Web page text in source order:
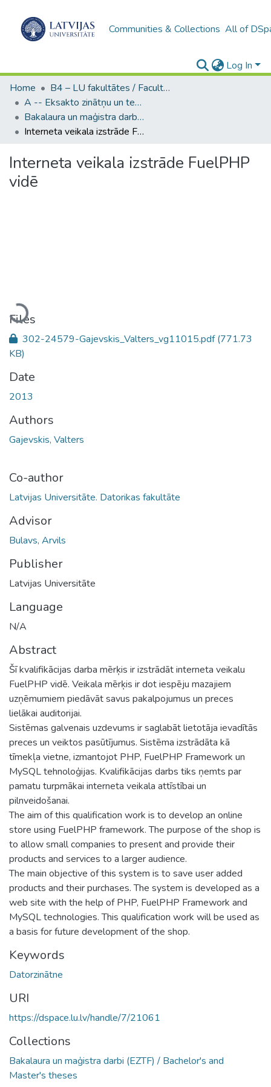
Communities & Collections All of
Log In
Home
B4 – LU fakultātes / Faculties of the UL
A -- Eksakto zinātņu un tehnoloģiju fakultāte / Faculty of Science and Technology
Bakalaura un maģistra darbi (EZTF) / Bachelor's and Master's theses
Interneta veikala izstrāde FuelPHP vidē
Interneta veikala izstrāde FuelPHP
vidē
Loading...
Files
302-24579-Gajevskis_Valters_vg11015.pdf(771.73
KB)
Date
2013
Authors
Gajevskis, Valters
Co-author
Latvijas Universitāte. Datorikas fakultāte
Advisor
Bulavs, Arvils
Publisher
Latvijas Universitāte
Language
N/A
Abstract
Šī kvalifikācijas darba mērķis ir izstrādāt interneta veikalu
FuelPHP vidē. Veikala mērķis ir dot iespēju mazajiem
uzņēmumiem piedāvāt savus pakalpojumus un preces
lielākai auditorijai.
Sistēmas galvenais uzdevums ir saglabāt lietotāja ievadītās
preces un veiktos pasūtījumus. Sistēma izstrādāta kā
tīmekļa vietne, izmantojot PHP, FuelPHP Framework un
MySQL tehnoloģijas. Kvalifikācijas darbs tiks ņemts par
pamatu turpmākai interneta veikala attīstībai un
pilnveidošanai.
The aim of this qualification work is to develop an online
store using FuelPHP framework. The purpose of the shop is
to allow small companies to present and provide their
products and services to a larger audience.
The main objective of this system is to save user added
products and their purchases. The system is developed as a
web site with the help of PHP, FuelPHP Framework and
MySQL technologies. This qualification work will be used as
a basis for future development of the shop.
Keywords
Datorzinātne
URI
https://dspace.lu.lv/handle/7/21061
Collections
Bakalaura un maģistra darbi (EZTF) / Bachelor's and
Master's theses